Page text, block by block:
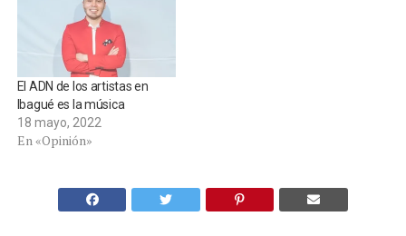
El ADN de los artistas en
Ibagué es la música
18 mayo, 2022
En «Opinión»